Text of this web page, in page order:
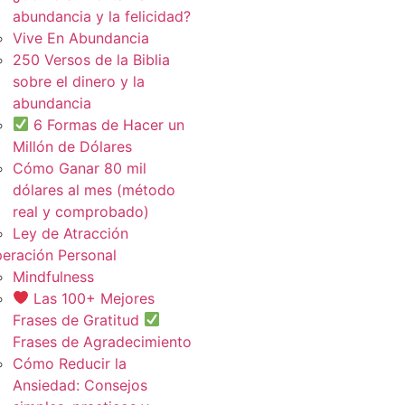
abundancia y la felicidad?
Vive En Abundancia
250 Versos de la Biblia
sobre el dinero y la
abundancia
6 Formas de Hacer un
Millón de Dólares
Cómo Ganar 80 mil
dólares al mes (método
real y comprobado)
Ley de Atracción
Personal
Mindfulness
Las 100+ Mejores
Frases de Gratitud
Frases de Agradecimiento
Cómo Reducir la
Ansiedad: Consejos